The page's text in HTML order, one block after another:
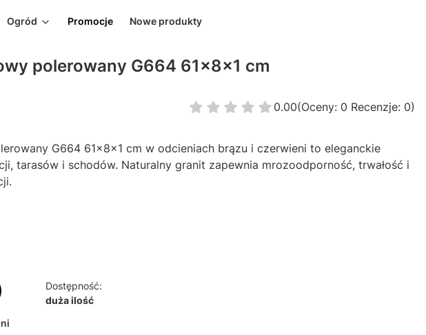
Ogród Promocje Nowe produkty
polerowany G664 61x8x1 cm
0.00(Oceny: 0 Recenzje: 0)
G664 61x8x1 cm w odcieniach brązu i czerwieni to eleganckie
tarasów i schodów. Naturalny granit zapewnia mrozoodporność, trwałość i
Dostępność:
duża ilość